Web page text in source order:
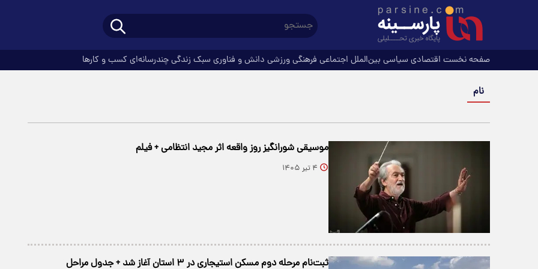
صفحه نخست اقتصادی سیاسی بین‌الملل اجتماعی فرهنگیورزشی دانش و فناوری سبک زندگیچندرسانه‌ای کسب و کارها
نام
موسیقی شورانگیز روز واقعه اثر مجید انتظامی + فیلم
۴ تیر ۱۴۰۵
ثبت‌نام مرحله دوم مسکن استیجاری در ۳ استان آغاز شد + جدول مراحل